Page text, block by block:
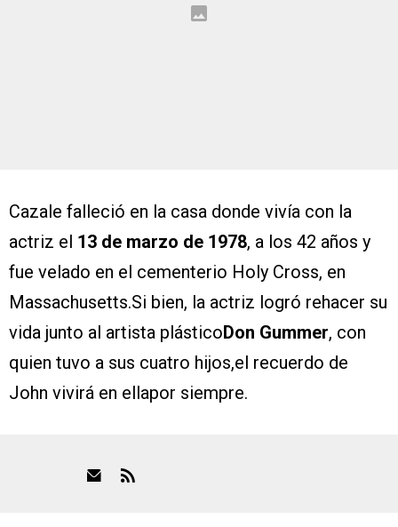
Cazale falleció en la casa donde vivía con la
actriz el 13 de marzo de 1978, a los 42 años y
fue velado en el cementerio Holy Cross, en
Massachusetts.Si bien, la actriz logró rehacer su
vida junto al artista plásticoDon Gummer, con
quien tuvo a sus cuatro hijos,el recuerdo de
John vivirá en ellapor siempre.